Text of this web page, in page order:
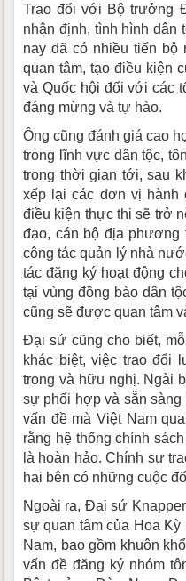
Trao đổi với Bộ trưởng
nhận định, tình hình dân
nay đã có nhiều tiến bộ
quan tâm, tạo điều kiện
và Quốc hội đối với các
đáng mừng và tự hào.
Ông cũng đánh giá cao
trong lĩnh vực dân tộc,
trong thời gian tới, sau
xếp lại các đơn vị hành
điều kiện thực thi sẽ trở
đạo, cán bộ địa phương
công tác quản lý nhà
tác đăng ký hoạt động
tại vùng đồng bào dân
cũng sẽ được quan tâm
Đại sứ cũng cho biết,
khác biệt, việc trao đổi
trọng và hữu nghị. Ngài
sự phối hợp và sẵn
vấn đề mà Việt Nam
rằng hệ thống chính
là hoàn hảo. Chính sự
hai bên có những cuộc
Ngoài ra, Đại sứ
sự quan tâm của Hoa
Nam, bao gồm khuôn
vấn đề đăng ký nhóm